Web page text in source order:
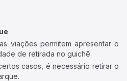
viações permitem apresentar o
de retirada no guichê.
casos, é necessário retirar o